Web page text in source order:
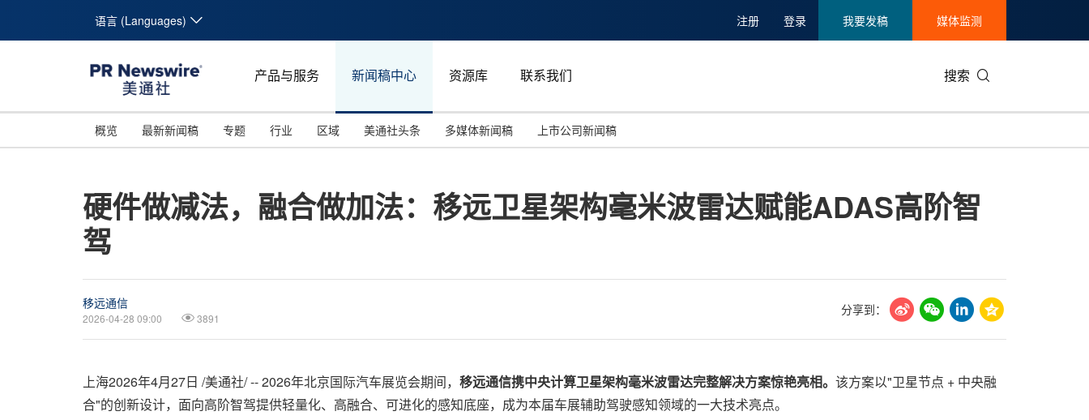
语言 (Languages) 注册 登录 我要发稿 媒体监测
产品与服务 新闻稿中心 资源库 联系我们 搜索
概览 最新新闻稿 专题
投资并购
碳中和
行业
能源化工与环保
娱乐时尚与艺术
区域
马来西亚
新加坡
美通社头条 多媒体新闻稿 上市公司新闻稿
硬件做减法，融合做加法：移远卫星架构毫米波雷达赋能ADAS高阶智
驾
移远通信
2026-04-28 09:00 3891
分享到：
上海2026年4月27日 /美通社/ -- 2026年北京国际汽车展览会期间， 移远通信携中央计算卫星架构毫米波雷达完整解决方案惊艳亮相。 该方案以"卫星节点 + 中央融
合"的创新设计，面向高阶智驾提供轻量化、高融合、可进化的感知底座，成为本届车展辅助驾驶感知领域的一大技术亮点。